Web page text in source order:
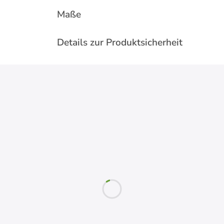
Maße
Details zur Produktsicherheit